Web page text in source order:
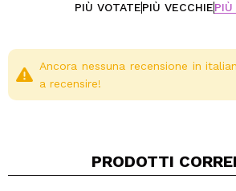
PIÙ VOTATEPIÙ VECCHIEPIÙ
Ancora nessuna recensione in
a recensire!
PRODOTTI